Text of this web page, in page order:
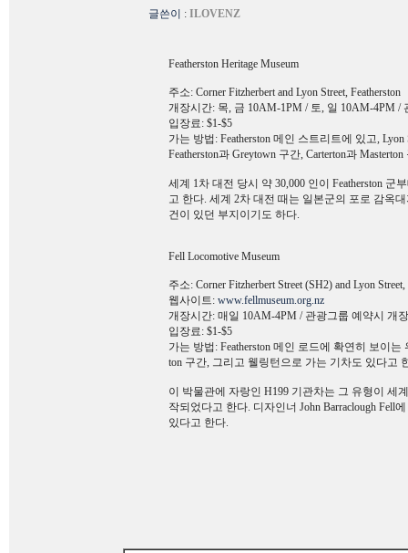
글쓴이 : ILOVENZ
Featherston Heritage Museum
주소: Corner Fitzherbert and Lyon Street, Featherston
개장시간: 목, 금 10AM-1PM / 토, 일 10AM-4PM /
입장료: $1-$5
가는 방법: Featherston 메인 스트리트에 있고,
Featherston과 Greytown 구간, Carterton과
세계 1차 대전 당시 약 30,000 인이 Featherston
고 한다. 세계 2차 대전 때는 일본군의 포로 감옥
건이 있던 부지이기도 하다.
Fell Locomotive Museum
주소: Corner Fitzherbert Street (SH2) and Lyon Street,
웹사이트: www.fellmuseum.org.nz
개장시간: 매일 10AM-4PM / 관광그룹 예약시 개
입장료: $1-$5
가는 방법: Featherston 메인 로드에 확연히 보이는
ton 구간, 그리고 웰링턴으로 가는 기차도 있다고
이 박물관에 자랑인 H199 기관차는 그 유형이 세
작되었다고 한다. 디자인너 John Barraclough
있다고 한다.